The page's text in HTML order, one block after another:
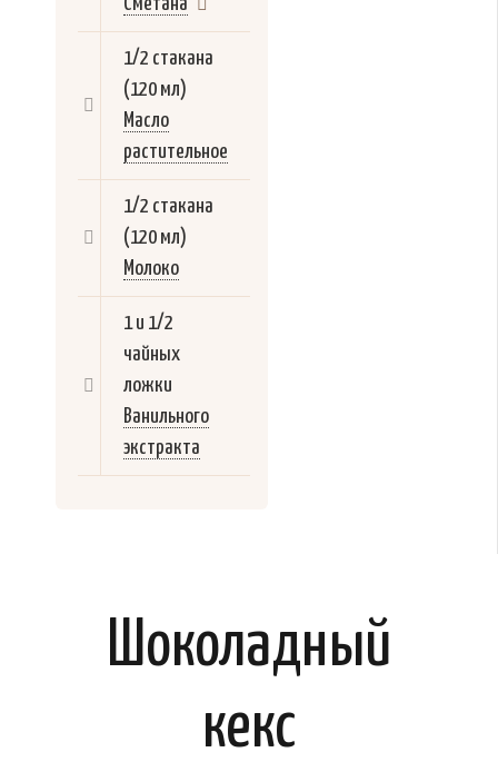
1/2 стакана
(120 мл)
Масло
растительное
1/2 стакана
(120 мл)
Молоко
1 и 1/2
чайных
ложки
Ванильного
экстракта
Шоколадный
кекс